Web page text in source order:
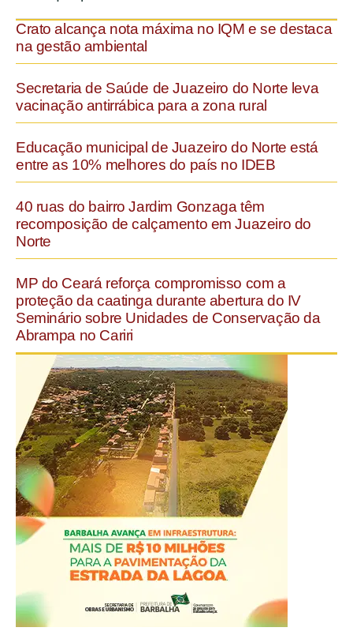
Crato alcança nota máxima no IQM e se destaca
na gestão ambiental
Secretaria de Saúde de Juazeiro do Norte leva
vacinação antirrábica para a zona rural
Educação municipal de Juazeiro do Norte está
entre as 10% melhores do país no IDEB
40 ruas do bairro Jardim Gonzaga têm
recomposição de calçamento em Juazeiro do
Norte
MP do Ceará reforça compromisso com a
proteção da caatinga durante abertura do IV
Seminário sobre Unidades de Conservação da
Abrampa no Cariri